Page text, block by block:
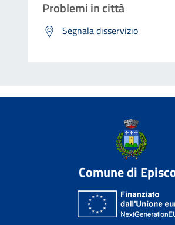
Problemi in città
Segnala disservizio
Comune di